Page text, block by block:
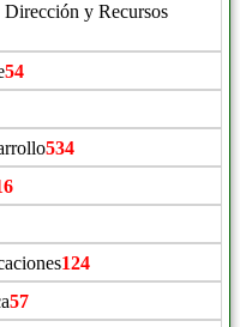
y Recursos
54
534
124
57